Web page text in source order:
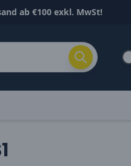
ab €100 exkl. MwSt!